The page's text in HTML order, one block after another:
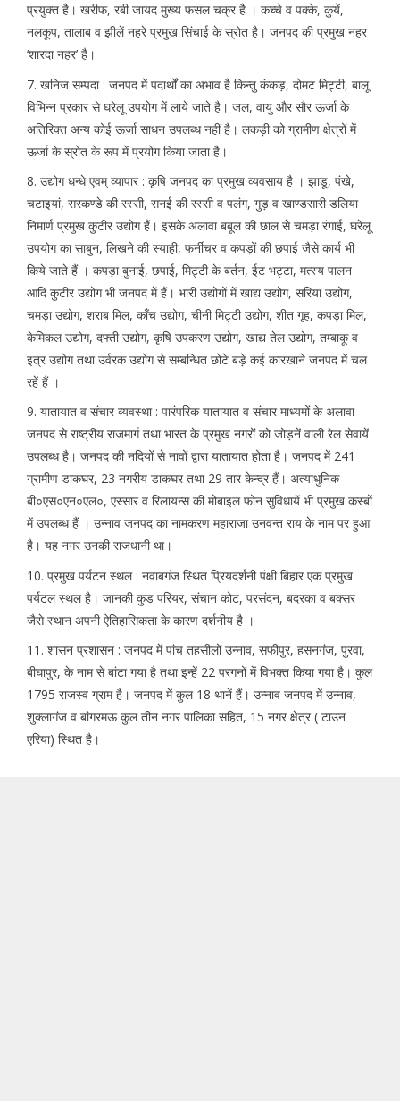
प्रयुक्त है। खरीफ, रबी जायद मुख्य फसल चक्र है । कच्चे व पक्के, कुयें,
नलकूप, तालाब व झीलें नहरे प्रमुख सिंचाई के स्रोत है। जनपद की प्रमुख नहर
‘शारदा नहर’ है।
7. खनिज सम्पदा : जनपद में पदार्थों का अभाव है किन्तु कंकड़, दोमट मिट्टी, बालू
विभिन्न प्रकार से घरेलू उपयोग में लाये जाते है। जल, वायु और सौर ऊर्जा के
अतिरिक्त अन्य कोई ऊर्जा साधन उपलब्ध नहीं है। लकड़ी को ग्रामीण क्षेत्रों में
ऊर्जा के स्रोत के रूप में प्रयोग किया जाता है।
8. उद्योग धन्धे एवम् व्यापार : कृषि जनपद का प्रमुख व्यवसाय है । झाडू, पंखे,
चटाइयां, सरकण्डे की रस्सी, सनई की रस्सी व पलंग, गुड़ व खाण्डसारी डलिया
निमार्ण प्रमुख कुटीर उद्योग हैं। इसके अलावा बबूल की छाल से चमड़ा रंगाई, घरेलू
उपयोग का साबुन, लिखने की स्याही, फर्नीचर व कपड़ों की छपाई जैसे कार्य भी
किये जाते हैं । कपड़ा बुनाई, छपाई, मिट्टी के बर्तन, ईट भट्टा, मत्स्य पालन
आदि कुटीर उद्योग भी जनपद में हैं। भारी उद्योगों में खाद्य उद्योग, सरिया उद्योग,
चमड़ा उद्योग, शराब मिल, काँच उद्योग, चीनी मिट्टी उद्योग, शीत गृह, कपड़ा मिल,
केमिकल उद्योग, दफ्ती उद्योग, कृषि उपकरण उद्योग, खाद्य तेल उद्योग, तम्बाकू व
इत्र उद्योग तथा उर्वरक उद्योग से सम्बन्धित छोटे बड़े कई कारखाने जनपद में चल
रहें हैं ।
9. यातायात व संचार व्यवस्था : पारंपरिक यातायात व संचार माध्यमों के अलावा
जनपद से राष्ट्रीय राजमार्ग तथा भारत के प्रमुख नगरों को जोड़नें वाली रेल सेवायें
उपलब्ध है। जनपद की नदियों से नावों द्वारा यातायात होता है। जनपद में 241
ग्रामीण डाकघर, 23 नगरीय डाकघर तथा 29 तार केन्द्र हैं। अत्याधुनिक
बी०एस०एन०एल०, एस्सार व रिलायन्स की मोबाइल फोन सुविधायें भी प्रमुख कस्बों
में उपलब्ध हैं । उन्नाव जनपद का नामकरण महाराजा उनवन्त राय के नाम पर हुआ
है। यह नगर उनकी राजधानी था।
10. प्रमुख पर्यटन स्थल : नवाबगंज स्थित प्रियदर्शनी पंक्षी बिहार एक प्रमुख
पर्यटल स्थल है। जानकी कुड परियर, संचान कोट, परसंदन, बदरका व बक्सर
जैसे स्थान अपनी ऐतिहासिकता के कारण दर्शनीय है ।
11. शासन प्रशासन : जनपद में पांच तहसीलों उन्नाव, सफीपुर, हसनगंज, पुरवा,
बीघापुर, के नाम से बांटा गया है तथा इन्हें 22 परगनों में विभक्त किया गया है। कुल
1795 राजस्व ग्राम है। जनपद में कुल 18 थानें हैं। उन्नाव जनपद में उन्नाव,
शुक्लागंज व बांगरमऊ कुल तीन नगर पालिका सहित, 15 नगर क्षेत्र ( टाउन
एरिया) स्थित है।